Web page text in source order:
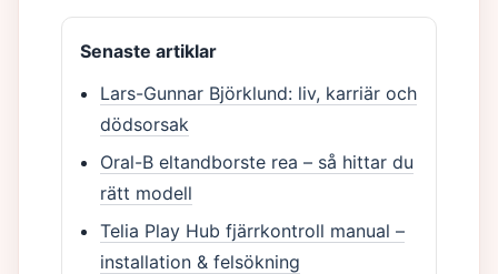
Senaste artiklar
Lars-Gunnar Björklund: liv, karriär och
dödsorsak
Oral-B eltandborste rea – så hittar du
rätt modell
Telia Play Hub fjärrkontroll manual –
installation & felsökning